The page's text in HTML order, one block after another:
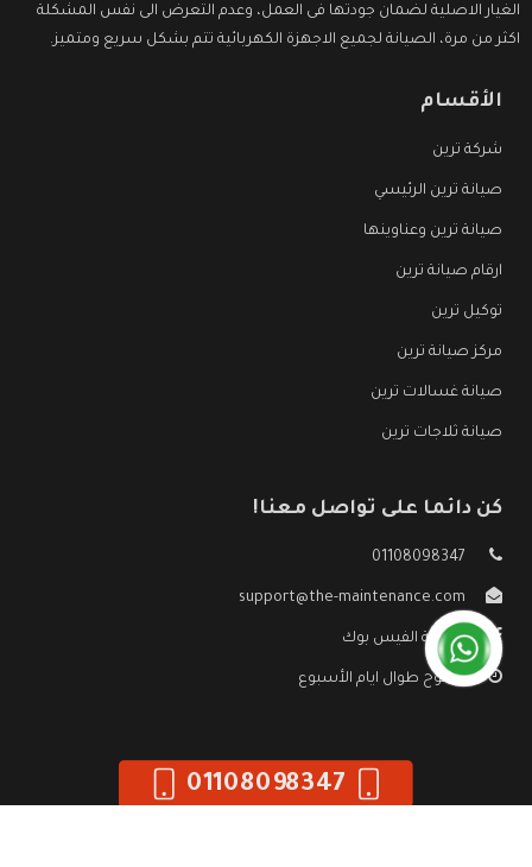
الغيار الاصلية لضمان جودتها فى العمل، وعدم التعرض الى نفس المشكلة
اكثر من مرة، الصيانة لجميع الاجهزة الكهربائية تتم بشكل سريع ومتميز.
الأقسام
شركة ترين
صيانة ترين الرئيسي
صيانة ترين وعناوينها
ارقام صيانة ترين
توكيل ترين
مركز صيانة ترين
صيانة غسالات ترين
صيانة ثلاجات ترين
كن دائما على تواصل معنا!
01108098347
support@the-maintenance.com
صفحة الفيس بوك
مفتوح طوال ايام الأسبوع
01108098347